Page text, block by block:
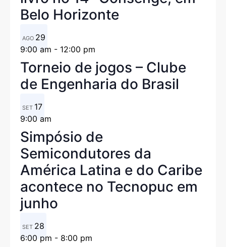
Belo Horizonte
AGO 29
9:00 am - 12:00 pm
Torneio de jogos – Clube
de Engenharia do Brasil
SET 17
9:00 am
Simpósio de
Semicondutores da
América Latina e do Caribe
acontece no Tecnopuc em
junho
SET 28
6:00 pm - 8:00 pm